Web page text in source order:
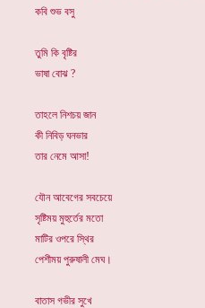
কবি শুভ বসু
তুমি কি বৃষ্টির
ভাষা বোঝ ?
তাহলে নিশচয় জান
কী নিবিড় ঘনভার
তার নেমে আসা!
যৌন আবেগের সবচেয়ে
সৃষ্টিময় মুহুর্তের মতো
মাটির ওপরে স্থির
পেশীময় পুরুষালী মেঘ।
বাতাস গভীর সুখে